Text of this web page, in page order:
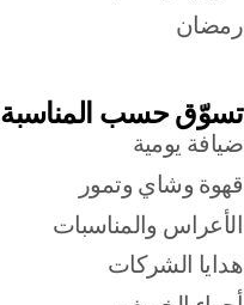
رمضان
تسوّق حسب المناسبة
ضيافة يومية
قهوة وشاي وتمور
الأعراس والمناسبات
هدايا الشركات